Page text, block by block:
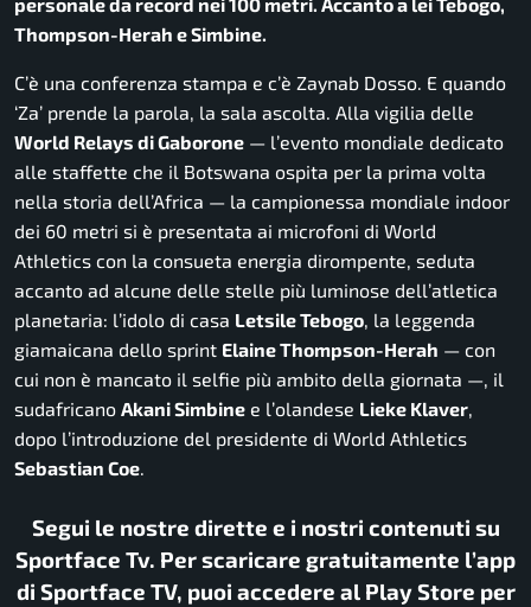
Thompson-Herah e Simbine.
C’è una conferenza stampa e c’è Zaynab Dosso. E quando
‘Za’ prende la parola, la sala ascolta. Alla vigilia delle
World Relays di Gaborone — l’evento mondiale dedicato
alle staffette che il Botswana ospita per la prima volta
nella storia dell’Africa — la campionessa mondiale indoor
dei 60 metri si è presentata ai microfoni di World
Athletics con la consueta energia dirompente, seduta
accanto ad alcune delle stelle più luminose dell’atletica
planetaria: l’idolo di casa Letsile Tebogo, la leggenda
giamaicana dello sprint Elaine Thompson-Herah — con
cui non è mancato il selfie più ambito della giornata —, il
sudafricano Akani Simbine e l’olandese Lieke Klaver,
dopo l’introduzione del presidente di World Athletics
Sebastian Coe.
Segui le nostre dirette e i nostri contenuti su
Sportface Tv. Per scaricare gratuitamente l’app
di Sportface TV, puoi accedere al Play Store per